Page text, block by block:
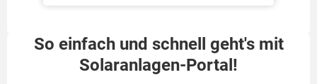
So einfach und schnell geht's mit
Solaranlagen-Portal!